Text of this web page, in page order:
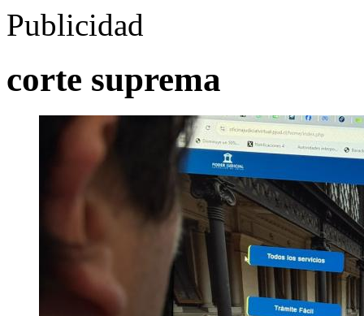
Publicidad
corte suprema